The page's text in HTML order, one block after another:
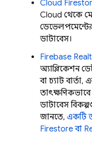
Cloud
Cloud থেকে
ডাটাবেস।
Firebase
অ্যাপ্লিকেশন
বা চ্যাট বার্তা,
তাৎক্ষণিকভাবে
ডাটাবেস
জানতে, একটি
Firestoreবা